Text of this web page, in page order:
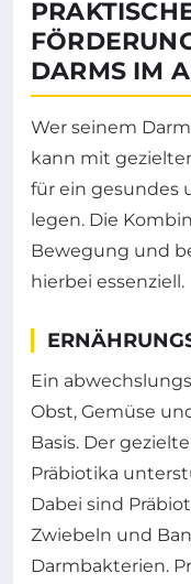
DARMS IM
Wer seinem
kann mit
für ein gesundes
legen. Die
Bewegung und
hierbei essenziell.
Ein
Obst, Gemüse
Basis. Der
Präbiotika
Dabei sind
Zwiebeln und
Darmbakterien.